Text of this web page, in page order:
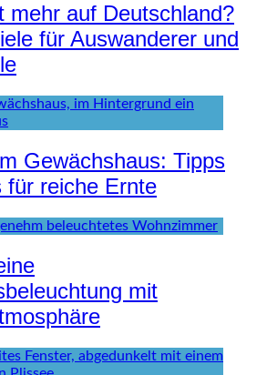
mehr auf Deutschland?
für Auswanderer und
Gewächshaus: Tipps
für reiche Ernte
mit